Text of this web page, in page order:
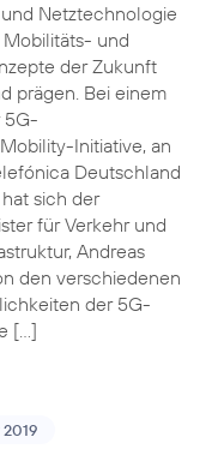
Netztechnologie
und
der Zukunft
prägen. Bei einem
5G-
Initiative, an
Deutschland
sich der
für Verkehr und
Andreas
den verschiedenen
der 5G-
[…]